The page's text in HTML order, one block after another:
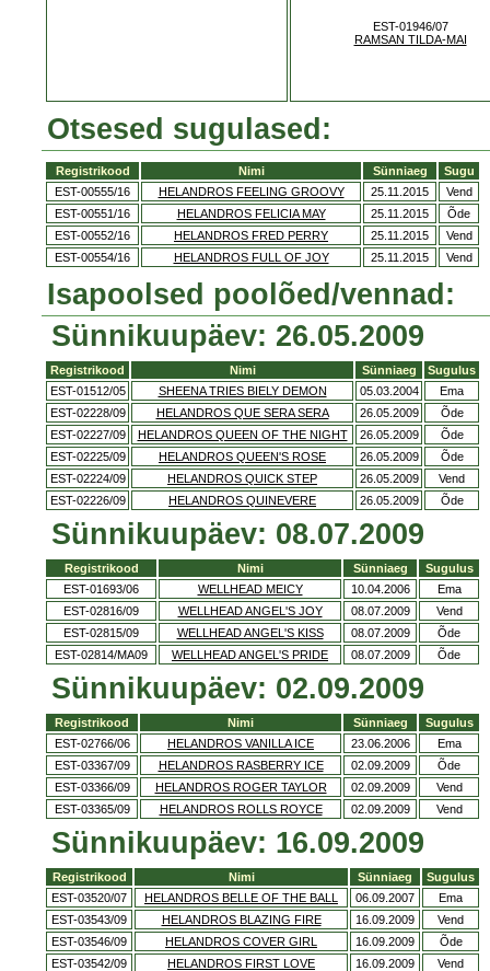
EST-01946/07
RAMSAN TILDA-MAI
Otsesed sugulased:
Registrikood Nimi Sünniaeg
Sugu
EST-00555/16
HELANDROS FEELING GROOVY 25.11.2015
Vend
EST-00551/16
HELANDROS FELICIA MAY 25.11.2015
Õde
EST-00552/16
HELANDROS FRED PERRY 25.11.2015
Vend
EST-00554/16
HELANDROS FULL OF JOY 25.11.2015 Vend
Isapoolsed poolõed/vennad:
Sünnikuupäev: 26.05.2009
Registrikood Nimi Sünniaeg
Sugulus
EST-01512/05
SHEENA TRIES BIELY DEMON 05.03.2004
Ema
EST-02228/09
HELANDROS QUE SERA SERA 26.05.2009
Õde
EST-02227/09
HELANDROS QUEEN OF THE NIGHT 26.05.2009
Õde
EST-02225/09
HELANDROS QUEEN'S ROSE 26.05.2009
Õde
EST-02224/09
HELANDROS QUICK STEP 26.05.2009
Vend
EST-02226/09
HELANDROS QUINEVERE 26.05.2009 Õde
Sünnikuupäev: 08.07.2009
Registrikood Nimi Sünniaeg
Sugulus
EST-01693/06
WELLHEAD MEICY 10.04.2006
Ema
EST-02816/09
WELLHEAD ANGEL'S JOY 08.07.2009
Vend
EST-02815/09
WELLHEAD ANGEL'S KISS 08.07.2009
Õde
EST-02814/MA09
WELLHEAD ANGEL'S PRIDE 08.07.2009 Õde
Sünnikuupäev: 02.09.2009
Registrikood Nimi Sünniaeg
Sugulus
EST-02766/06
HELANDROS VANILLA ICE 23.06.2006
Ema
EST-03367/09
HELANDROS RASBERRY ICE 02.09.2009
Õde
EST-03366/09
HELANDROS ROGER TAYLOR 02.09.2009
Vend
EST-03365/09
HELANDROS ROLLS ROYCE 02.09.2009 Vend
Sünnikuupäev: 16.09.2009
Registrikood Nimi Sünniaeg
Sugulus
EST-03520/07
HELANDROS BELLE OF THE BALL 06.09.2007
Ema
EST-03543/09
HELANDROS BLAZING FIRE 16.09.2009
Vend
EST-03546/09
HELANDROS COVER GIRL 16.09.2009
Õde
EST-03542/09
HELANDROS FIRST LOVE 16.09.2009
Vend